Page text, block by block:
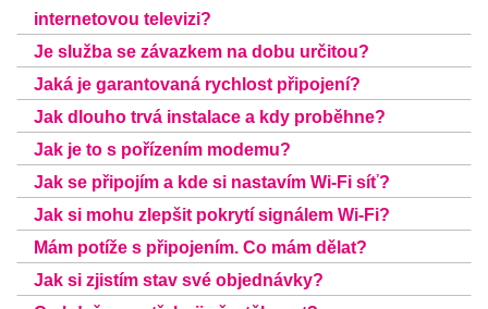
internetovou televizi?
Je služba se závazkem na dobu určitou?
Jaká je garantovaná rychlost připojení?
Jak dlouho trvá instalace a kdy proběhne?
Jak je to s pořízením modemu?
Jak se připojím a kde si nastavím Wi-Fi síť?
Jak si mohu zlepšit pokrytí signálem Wi-Fi?
Mám potíže s připojením. Co mám dělat?
Jak si zjistím stav své objednávky?